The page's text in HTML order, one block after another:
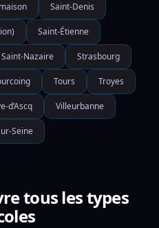
Saint-Denis
Saint-Étienne
Saint-Nazaire Strasbourg
Tours Troyes
d’Ascq Villeurbanne
Seine
tous les types